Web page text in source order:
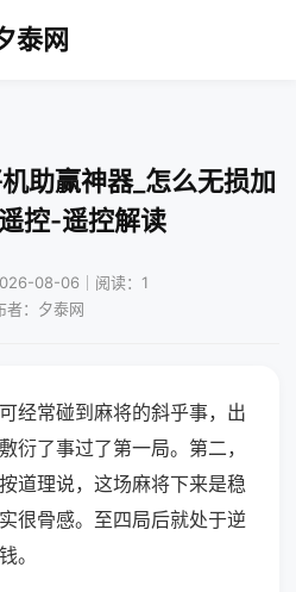
泰网
助赢神器_怎么无损加
控-遥控解读
08-06｜阅读：1
者：夕泰网
经常碰到麻将的斜乎事，出
衍了事过了第一局。第二，
道理说，这场麻将下来是稳
很骨感。至四局后就处于逆
。